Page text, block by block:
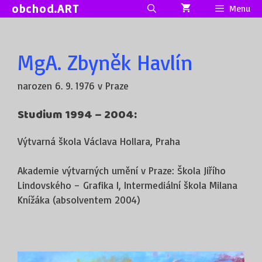
Přeskočit
na
obchod.ART Menu
MgA. Zbyněk Havlín
narozen 6. 9. 1976 v Praze
Studium 1994 – 2004:
Výtvarná škola Václava Hollara, Praha
Akademie výtvarných umění v Praze: Škola Jiřího
Lindovského – Grafika I, Intermediální škola Milana
Knížáka (absolventem 2004)